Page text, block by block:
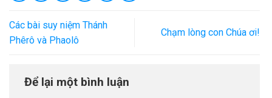
Các bài suy niệm Thánh
Phêrô và Phaolô
Chạm lòng con Chúa ơi!
Để lại một bình luận